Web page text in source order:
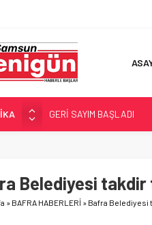
GERİ SAYIM BAŞLADI
SAMSUNSPOR’DA
İŞTE FINDIK FİYATI!
YÖNETİCİ SEÇERKEN
Belediyesi
» BAFRA HABERLERİ » Bafra Belediyesi